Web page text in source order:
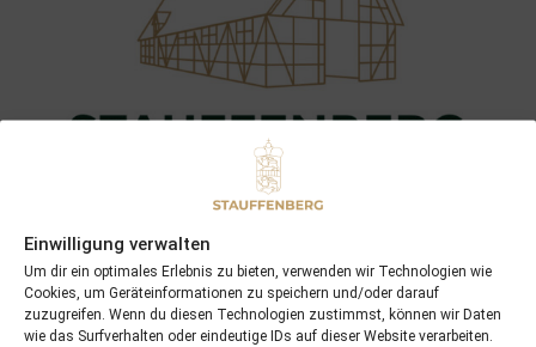
Einwilligung verwalten
Um dir ein optimales Erlebnis zu bieten, verwenden wir Technologien wie
Cookies, um Geräteinformationen zu speichern und/oder darauf
zuzugreifen. Wenn du diesen Technologien zustimmst, können wir Daten
wie das Surfverhalten oder eindeutige IDs auf dieser Website verarbeiten.